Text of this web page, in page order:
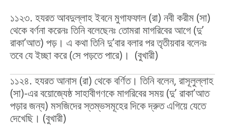
১১২৩. হযরত আবদুল্লাহ ইবনে মুগাফফাল (রা) নবী করীম (সা)
থেকে বর্ণনা করেনঃ তিনি বলেছেনঃ তোমরা মাগরিবের আগে (দু’
রাকা’আত) পড়। এ কথা তিনি দু’বার বলার পর তৃতীয়বার বলেনঃ
তবে যে ইচ্ছা করে (সে পড়তে পারে)। (বুখারী)
১১২৪. হযরত আনাস (রা) থেকে বর্ণিত। তিনি বলেন, রাসূলুল্লাহ
(সা)-এর বয়োজ্যেষ্ঠ সাহাবীগণকে মাগরিবের সময় (দু’ রাকা’আত
পড়ার জন্য) মসজিদের স্তম্ভসমূহের দিকে দ্রুত এগিয়ে যেতে
দেখেছি। (বুখারী)